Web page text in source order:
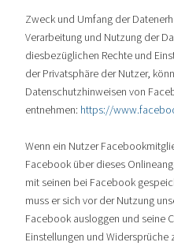
Zweck und Umfang der
Verarbeitung und Nutzung der
diesbezüglichen Rechte und
der Privatsphäre der Nutzer,
Datenschutzhinweisen von
entnehmen: https://
Wenn ein Nutzer
Facebook über dieses
mit seinen bei Facebook
muss er sich vor der Nutzung
Facebook ausloggen und seine
Einstellungen und